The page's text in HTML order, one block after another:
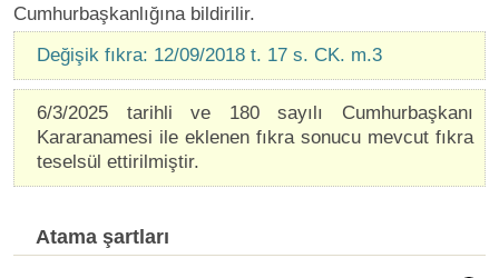
Cumhurbaşkanlığına bildirilir.
Değişik fıkra: 12/09/2018 t. 17 s. CK. m.3
6/3/2025 tarihli ve 180 sayılı Cumhurbaşkanı
Kararanamesi ile eklenen fıkra sonucu mevcut fıkra
teselsül ettirilmiştir.
Atama şartları